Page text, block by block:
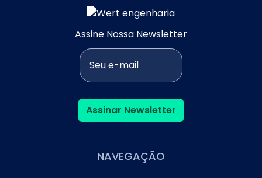
Assine Nossa Newsletter
Assinar Newsletter
NAVEGAÇÃO